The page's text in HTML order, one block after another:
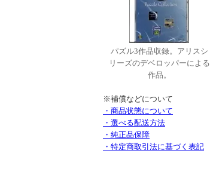
パズル3作品収録。アリスシ
リーズのデベロッパーによる
作品。
※補償などについて
・商品状態について
・選べる配送方法
・純正品保障
・特定商取引法に基づく表記